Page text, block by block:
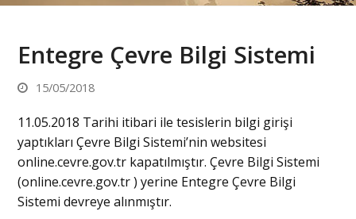
Entegre Çevre Bilgi Sistemi
15/05/2018
11.05.2018 Tarihi itibari ile tesislerin bilgi girişi
yaptıkları Çevre Bilgi Sistemi’nin websitesi
online.cevre.gov.tr kapatılmıştır. Çevre Bilgi Sistemi
(online.cevre.gov.tr ) yerine Entegre Çevre Bilgi
Sistemi devreye alınmıştır.